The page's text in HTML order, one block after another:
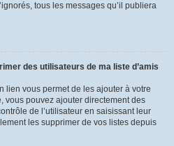
tous les messages qu’il publiera
des utilisateurs de ma liste d’amis
lien vous permet de les ajouter à votre
vous pouvez ajouter directement des
de l’utilisateur en saisissant leur
les supprimer de vos listes depuis